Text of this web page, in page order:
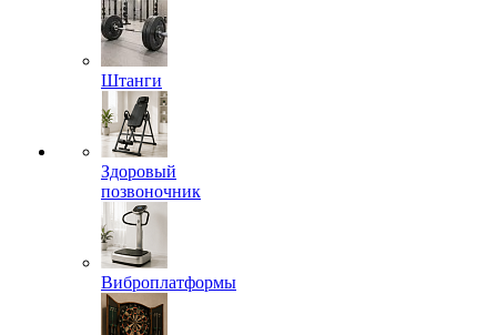
Штанги
Здоровый
позвоночник
Виброплатформы